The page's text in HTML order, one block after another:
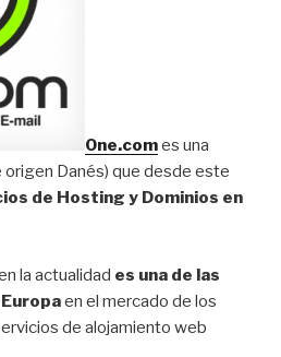
One.comes una
Danés) que desde este
de Hosting y Dominios en
la actualidad es una de las
en el mercado de los
de alojamiento web